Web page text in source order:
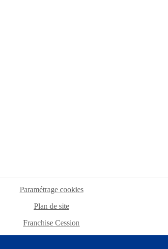
Paramétrage cookies
Plan de site
Franchise Cession